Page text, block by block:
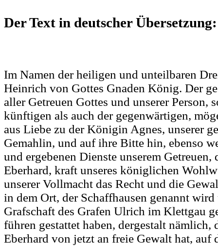
Der Text in deutscher Übersetzung:
Im Namen der heiligen und unteilbaren
Heinrich von Gottes Gnaden König. Der
aller Getreuen Gottes und unserer Person,
künftigen als auch der gegenwärtigen,
aus Liebe zu der Königin Agnes, unserer
Gemahlin, und auf ihre Bitte hin, ebenso
und ergebenen Dienste unserem Getreuen,
Eberhard, kraft unseres königlichen
unserer Vollmacht das Recht und die
in dem Ort, der Schaffhausen genannt
Grafschaft des Grafen Ulrich im Klettgau
führen gestattet haben, dergestalt nämlich,
Eberhard von jetzt an freie Gewalt hat, auf